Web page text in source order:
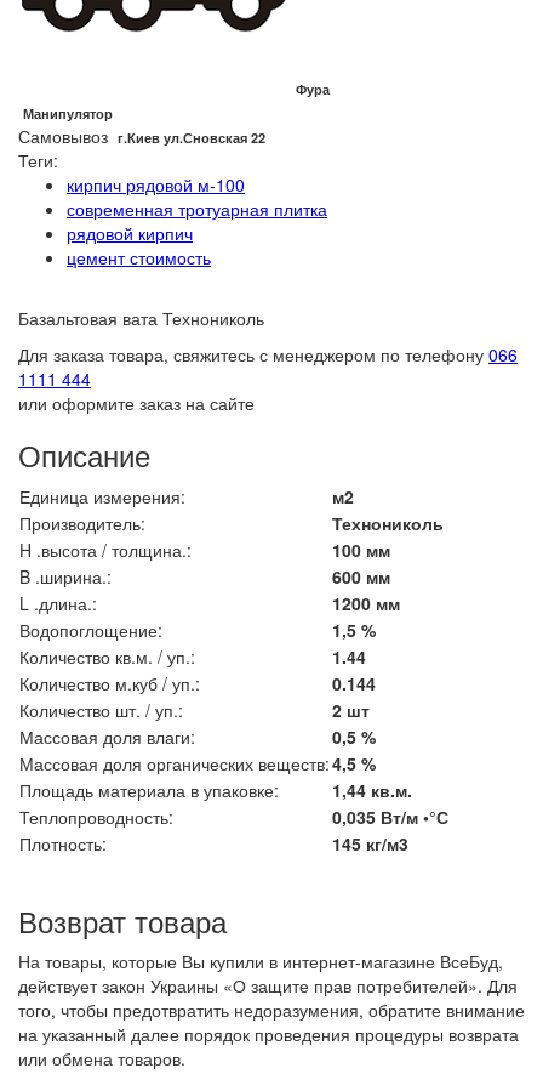
Фура
Манипулятор
Самовывоз г.Киев ул.Сновская 22
Теги:
кирпич рядовой м-100
современная тротуарная плитка
рядовой кирпич
цемент стоимость
Базальтовая вата Технониколь
Для заказа товара, свяжитесь с менеджером по телефону 066
1111 444
или оформите заказ на сайте
Описание
Единица измерения:
м2
Производитель:
Технониколь
H .высота / толщина.:
100 мм
B .ширина.:
600 мм
L .длина.:
1200 мм
Водопоглощение:
1,5 %
Количество кв.м. / уп.:
1.44
Количество м.куб / уп.:
0.144
Количество шт. / уп.:
2 шт
Массовая доля влаги:
0,5 %
Массовая доля органических веществ:4,5 %
Площадь материала в упаковке:
1,44 кв.м.
Теплопроводность:
0,035 Вт/м •°С
Плотность:
145 кг/м3
Возврат товара
На товары, которые Вы купили в интернет-магазине ВсеБуд,
действует закон Украины «О защите прав потребителей». Для
того, чтобы предотвратить недоразумения, обратите внимание
на указанный далее порядок проведения процедуры возврата
или обмена товаров.